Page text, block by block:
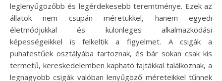
leglenyűgözőbb és legérdekesebb teremtménye. Ezek az
állatok nem csupán méretükkel, hanem egyedi
életmódjukkal és különleges alkalmazkodási
képességeikkel is felkeltik a figyelmet. A csigák a
puhatestűek osztályába tartoznak, és bár sokan csak kis
termetű, kereskedelemben kapható fajtákkal találkoznak, a
legnagyobb csigák valóban lenyűgöző méreteikkel tűnnek